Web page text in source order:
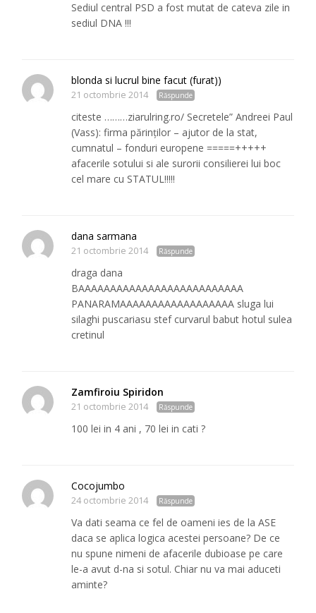
Sediul central PSD a fost mutat de cateva zile in
sediul DNA !!!
blonda si lucrul bine facut (furat))
21 octombrie 2014 Răspunde
citeste ………ziarulring.ro/ Secretele” Andreei Paul
(Vass): firma părinţilor – ajutor de la stat,
cumnatul – fonduri europene =====+++++
afacerile sotului si ale surorii consilierei lui boc
cel mare cu STATUL!!!!!
dana sarmana
21 octombrie 2014 Răspunde
draga dana
BAAAAAAAAAAAAAAAAAAAAAAAAAA
PANARAMAAAAAAAAAAAAAAAAAA sluga lui
silaghi puscariasu stef curvarul babut hotul sulea
cretinul
Zamfiroiu Spiridon
21 octombrie 2014 Răspunde
100 lei in 4 ani , 70 lei in cati ?
Cocojumbo
24 octombrie 2014 Răspunde
Va dati seama ce fel de oameni ies de la ASE
daca se aplica logica acestei persoane? De ce
nu spune nimeni de afacerile dubioase pe care
le-a avut d-na si sotul. Chiar nu va mai aduceti
aminte?